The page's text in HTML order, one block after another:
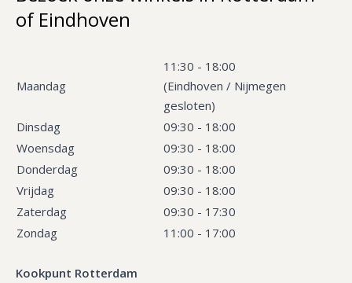
of Eindhoven
Maandag
11:30 - 18:00
(Eindhoven / Nijmegen
gesloten)
Dinsdag
09:30 - 18:00
Woensdag
09:30 - 18:00
Donderdag
09:30 - 18:00
Vrijdag
09:30 - 18:00
Zaterdag
09:30 - 17:30
Zondag
11:00 - 17:00
Kookpunt Rotterdam